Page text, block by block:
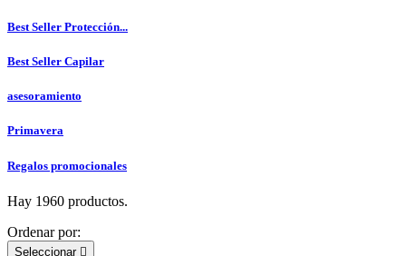
Best Seller Protección...
Best Seller Capilar
asesoramiento
Primavera
Regalos promocionales
Hay 1960 productos.
Ordenar por:
Seleccionar 